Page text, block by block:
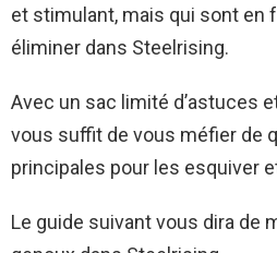
et stimulant, mais qui sont en
éliminer dans Steelrising.
Avec un sac limité d’astuces
vous suffit de vous méfier de
principales pour les esquiver
Le guide suivant vous dira de